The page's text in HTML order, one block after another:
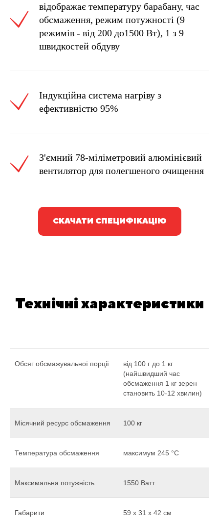
відображає температуру барабану, час
обсмаження, режим потужності (9
режимів - від 200 до1500 Вт), 1 з 9
швидкостей обдуву
Індукційна система нагріву з
ефективністю 95%
З'ємний 78-міліметровий алюмінієвий
вентилятор для полегшеного очищення
СКАЧАТИ СПЕЦИФІКАЦІЮ
Технічні характеристики
Обсяг обсмажувальної порції
від 100 г до 1 кг
(найшвидший час
обсмаження 1 кг зерен
становить 10-12 хвилин)
Місячний ресурс обсмаження 100 кг
Температура обсмаження максимум 245 °C
Максимальна потужність 1550 Ватт
Габарити 59 х 31 х 42 см